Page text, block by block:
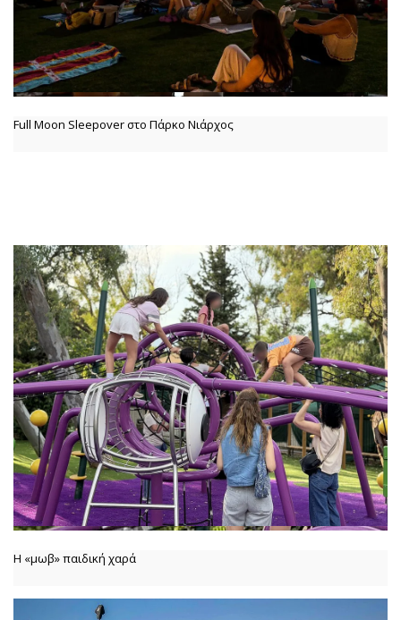
Full Moon Sleepover στο Πάρκο Νιάρχος
Η «μωβ» παιδική χαρά